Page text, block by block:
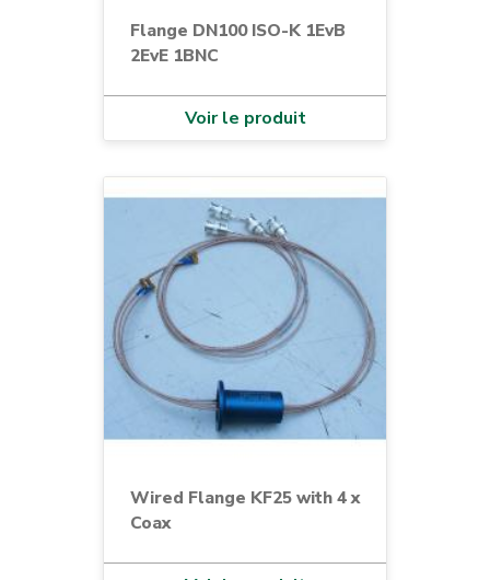
Flange DN100 ISO-K 1EvB
2EvE 1BNC
Voir le produit
Wired Flange KF25 with 4 x
Coax